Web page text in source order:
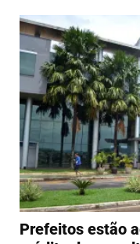
Prefeitos estão